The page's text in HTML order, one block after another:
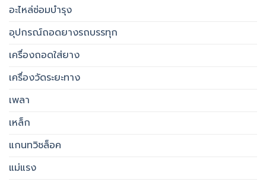
อะไหล่ซ่อมบำรุง
อุปกรณ์ถอดยางรถบรรทุก
เครื่องถอดใส่ยาง
เครื่องวัดระยะทาง
เพลา
เหล็ก
แกนทวิชล็อค
แม่แรง